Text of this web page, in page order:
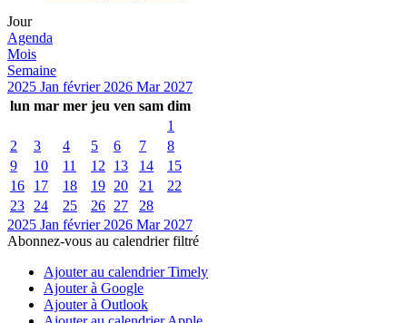
Jour
Agenda
Mois
Semaine
2025 Jan février 2026 Mar 2027
lun mar mer jeu ven sam dim
1
2
3 4 5 6 7
8
9
10 11 12 13 14
15
16
17 18 19 20 21
22
23
24 25 26 27
28
2025 Jan février 2026 Mar 2027
Abonnez-vous au calendrier filtré
Ajouter au calendrier Timely
Ajouter à Google
Ajouter à Outlook